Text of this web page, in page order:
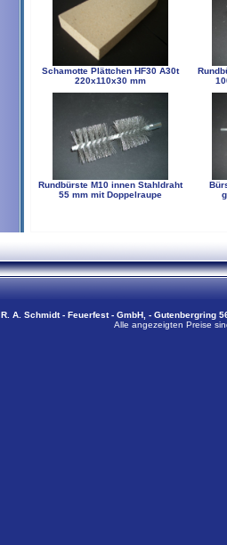
Schamotte Plättchen HF30 A30t
220x110x30 mm
Rundbürste M10 innen Stahldraht
55 mm mit Doppelraupe
R. A. Schmidt - Feuerfest - GmbH, - Gutenbergring
Alle angezeigten Preise